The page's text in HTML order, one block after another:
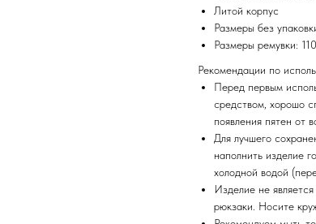
Литой корпус
Размеры без
Размеры ремувки:
Рекомендации по
Перед первым
средством, хорошо
появления пятен от
Для лучшего
наполнить изделие
холодной водой
Изделие не
рюкзаки. Носите